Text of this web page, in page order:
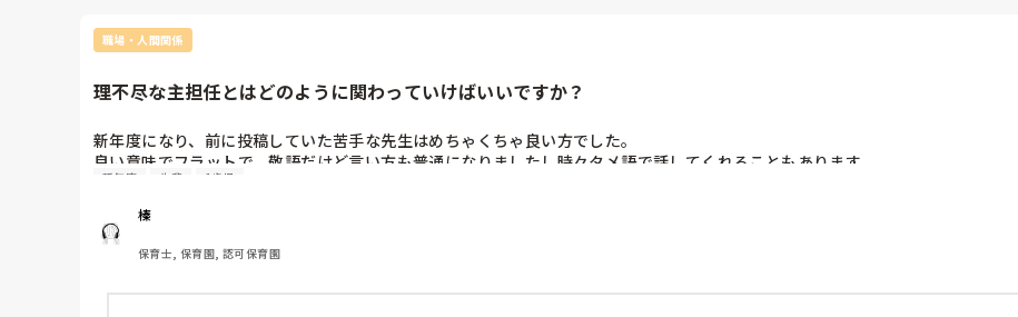
職場・人間関係
理不尽な主担任とはどのように関わっていけばいいですか？
新年度になり、前に投稿していた苦手な先生はめちゃくちゃ良い方でした。
良い意味でフラットで、敬語だけど言い方も普通になりましたし時々タメ語で話してくれることもあります。
問題は主担任の方でした…。
・その日の流れを共有してもらえないので動けない。担当制だし、グループで散歩をしていいか聞くと待ってと言ったり怪訝な顔
・副担任(苦手だった先生)と二人でいろいろ決めて私に共有しない。(誕生会の担当する順番や個別は誰を書くのか、部屋の環境等
・ネガティブな言い方で私を責める。(子どもの手の届くところに主担任が書類を置いていたので別の場所に置くとそんなとこ
担任が子どもから背を向けて少し離れたところにいたため、1歳児9人を私が実質1人で見る状態に。その時に怪我がおこると｢
新年度 先輩 1歳児
榛
保育士, 保育園, 認可保育園